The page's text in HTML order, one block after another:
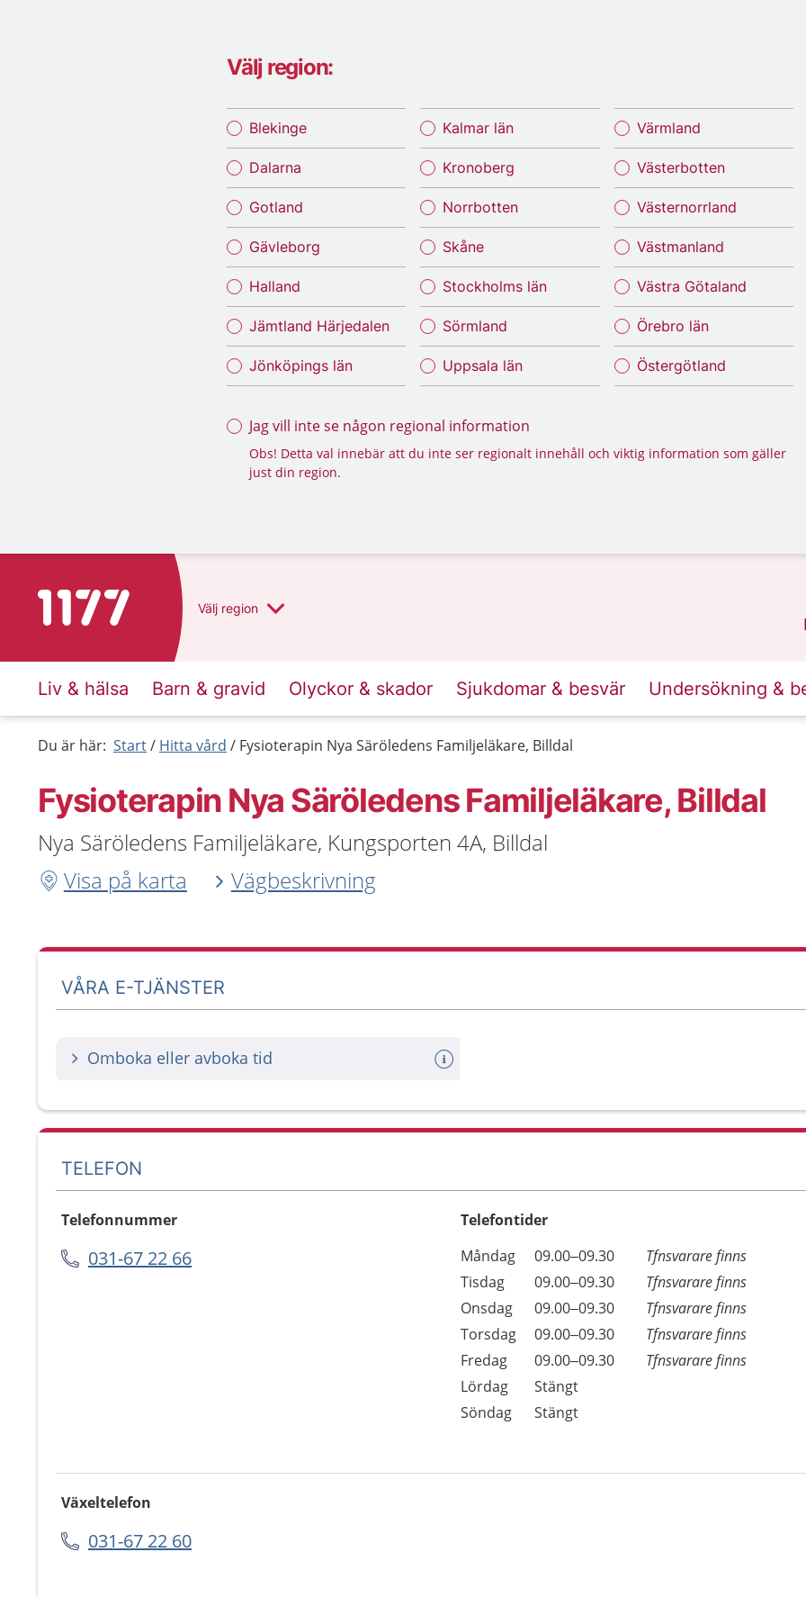
Välj region:
Blekinge
Dalarna
Gotland
Gävleborg
Halland
Jämtland Härjedalen
Jönköpings län
Kalmar län
Kronoberg
Norrbotten
Skåne
Stockholms län
Sörmland
Uppsala län
Värmland
Västerbotten
Västernorrland
Västmanland
Västra Götaland
Örebro län
Östergötland
Jag vill inte se någon regional information
Obs! Detta val innebär att du inte ser regionalt innehåll och viktig information som gäller
just din region.
Till startsidan för 1177 Välj region
Liv & hälsa Barn & gravid Olyckor & skador Sjukdomar & besvär Undersökning &
Du är här: Start Hitta vård Fysioterapin Nya Säröledens Familjeläkare, Billdal
Fysioterapin Nya Säröledens Familjeläkare, Billdal
Nya Säröledens Familjeläkare, Kungsporten 4A, Billdal
Visa på karta
Vägbeskrivning
VÅRA E-TJÄNSTER
Omboka eller avboka tid
TELEFON
Telefonnummer
031-67 22 66
Telefontider
Dag
Öppettider
Kommentarer
Måndag 09.00–09.30
Tfnsvarare finns
Tisdag
09.00–09.30
Tfnsvarare finns
Onsdag
09.00–09.30
Tfnsvarare finns
Torsdag
09.00–09.30
Tfnsvarare finns
Fredag
09.00–09.30
Tfnsvarare finns
Lördag
Stängt
Söndag
Stängt
Växeltelefon
031-67 22 60